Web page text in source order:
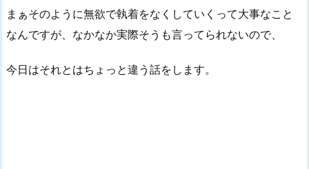
まぁそのように無欲で執着をなくしていくって大事なこと
なんですが、なかなか実際そうも言ってられないので、
今日はそれとはちょっと違う話をします。